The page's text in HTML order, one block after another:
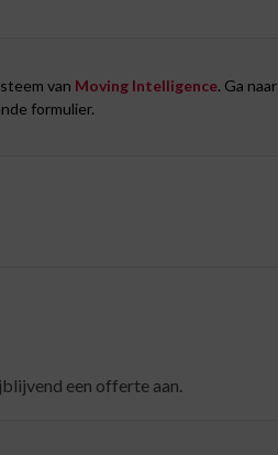
van Moving Intelligence. Ga naar
formulier.
een offerte aan.